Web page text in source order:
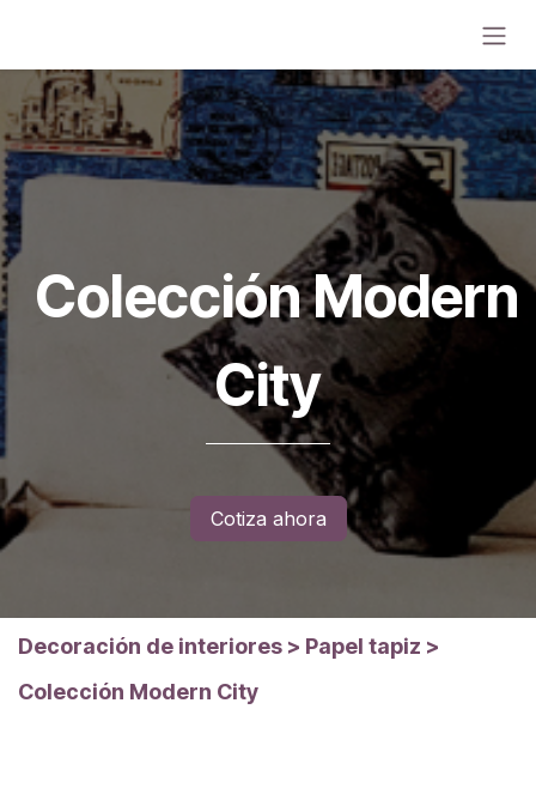
Colección Modern
City
Cotiza ahora
Decoración de interiores > Papel tapiz >
Colección Modern City